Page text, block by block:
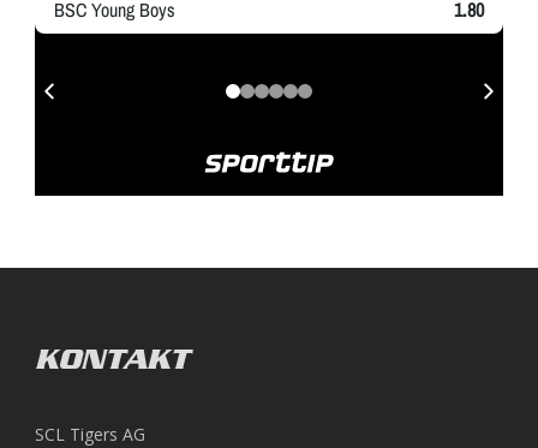
KONTAKT
SCL Tigers AG